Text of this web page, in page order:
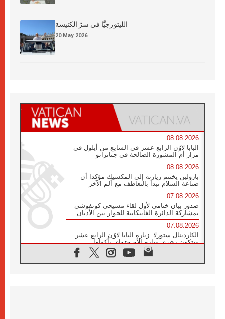
الليتورجيَّا في سرّ الكنيسة
20 May 2026
08.08.2026
البابا لاوُن الرابع عشر في السابع من أيلول في
مزار أم المشورة الصالحة في جناتزانو
08.08.2026
بارولين يختتم زيارته إلى المكسيك مؤكدا أن
صناعة السلام تبدأ بالتعاطف مع ألم الآخر
07.08.2026
صدور بيان ختامي لأول لقاء مسيحي كونفوشي
بمشاركة الدائرة الفاتيكانية للحوار بين الأديان
07.08.2026
الكاردينال ستورلا: زيارة البابا لاوُن الرابع عشر
ستكون بشرى سارة للأوروغواي بأكملها
الفاتيكان يعلن برنامج الزيارة الرسولية للبابا لاوُن